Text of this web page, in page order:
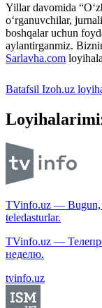
Yillar davomida
o‘rganuvchilar,
boshqalar uchun
aylantirganmiz.
Sarlavha.com
Batafsil Izoh.uz
TVinfo.uz — Bugun,
teledasturlar.
TVinfo.uz —
неделю.
tvinfo.uz